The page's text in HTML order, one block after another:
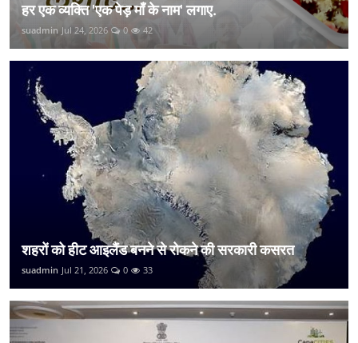
हर एक व्यक्ति 'एक पेड़ माँ के नाम' लगाए.
suadmin Jul 24, 2026 0 42
शहरों को हीट आइलैंड बनने से रोकने की सरकारी कसरत
suadmin Jul 21, 2026 0 33